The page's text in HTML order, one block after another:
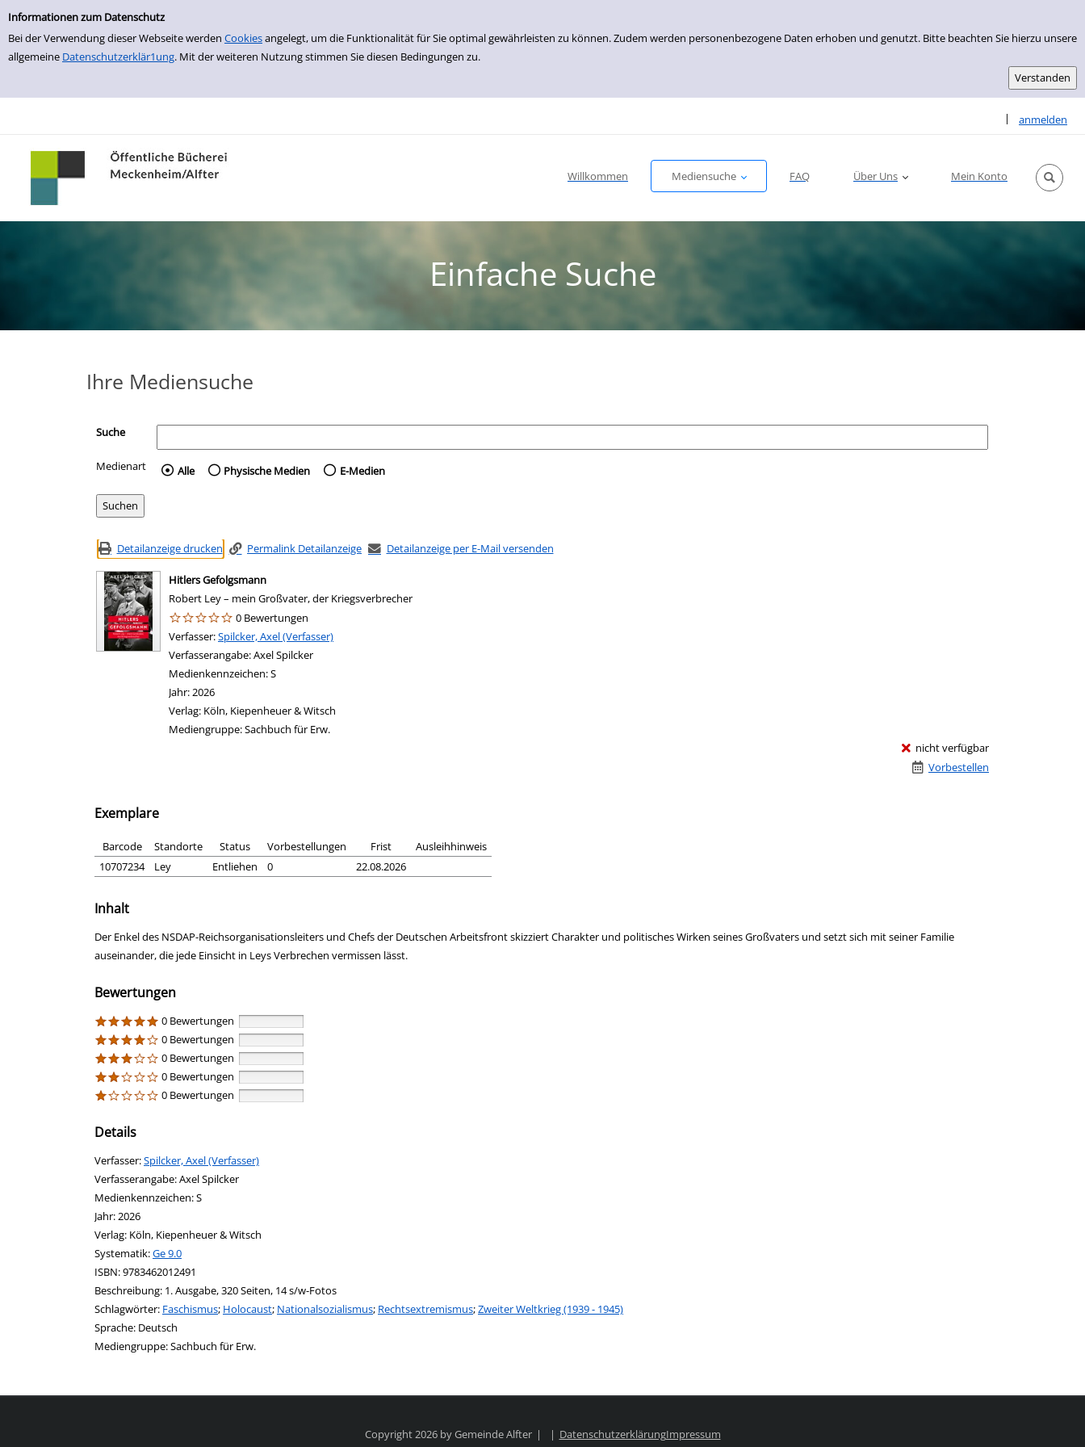
Einfache Suche
Informationen zum Datenschutz
Bei der Verwendung dieser Webseite werden Cookiesangelegt, um die Funktionalität für Sie optimal gewährleisten zu können. Zudem werden personenbezogene Daten erhoben und genutzt. Bitte beachten Sie hierzu unsere
allgemeine Datenschutzerklär1ung. Mit der weiteren Nutzung stimmen Sie diesen Bedingungen zu.
zur Navigation springen
zum Inhalt springen
Zur Detailanzeige springen
| anmelden
Sprache
Willkommen Mediensuche FAQ Über Uns Mein Konto
Einfache Suche
Ihre Mediensuche
Suche
Medienart Wählen Sie die Medienart nach der Sie suchen wollen.
Alle Physische Medien E-Medien
Detailanzeige drucken Permalink Detailanzeige Detailanzeige per E-Mail versenden
Hitlers Gefolgsmann
Robert Ley – mein Großvater, der Kriegsverbrecher
0 Bewertungen
Verfasser:Suche nach diesem Verfasser
Spilcker, Axel (Verfasser)
Verfasserangabe:Axel Spilcker
Medienkennzeichen:S
Jahr:2026
Verlag: Köln, Kiepenheuer & Witsch
Mediengruppe:Sachbuch für Erw.
nicht verfügbar
Vorbestellen
Exemplare
Barcode Standorte Status Vorbestellungen Frist
Ausleihhinweis
10707234
Ley Entliehen 0 22.08.2026
Inhalt
Der Enkel des NSDAP-Reichsorganisationsleiters und Chefs der Deutschen Arbeitsfront skizziert Charakter und politisches Wirken seines Großvaters und setzt sich mit seiner Familie
auseinander, die jede Einsicht in Leys Verbrechen vermissen lässt.
Bewertungen
0 Bewertungen
0 Bewertungen
0 Bewertungen
0 Bewertungen
0 Bewertungen
Details
Verfasser:Suche nach diesem Verfasser
Spilcker, Axel (Verfasser)
Verfasserangabe:Axel Spilcker
Medienkennzeichen:S
Jahr:2026
Verlag: Köln, Kiepenheuer & Witsch
opens in new tab
Diesen Link in neuem Tab öffnen
Systematik:Suche nach dieser Systematik
Ge 9.0
Suche nach diesem Interessenskreis
ISBN:9783462012491
Beschreibung: 1. Ausgabe, 320 Seiten, 14 s/w-Fotos
Schlagwörter: Faschismus; Holocaust; Nationalsozialismus; Rechtsextremismus;Zweiter Weltkrieg (1939 - 1945)
Suche nach dieser Beteiligten Person
Sprache: Deutsch
Mediengruppe:Sachbuch für Erw.
Copyright 2026 by Gemeinde Alfter DatenschutzerklärungImpressum